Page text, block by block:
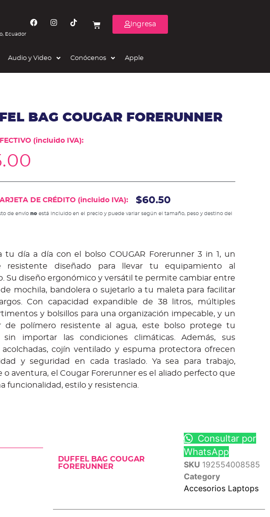
Ecuador
Ingresa
Audio y Video Conócenos Apple
BAG COUGAR FORERUNNER
(incluido IVA):
DE CRÉDITO (incluido IVA): $60.50
de envío noestá incluido en el precio y puede variar según el tamaño, peso y destino del
tu día a día con el bolso COUGAR Forerunner 3 in 1, un
resistente diseñado para llevar tu equipamiento al
Su diseño ergonómico y versátil te permite cambiar entre
mochila, bandolera o sujetarlo a tu maleta para facilitar
Con capacidad expandible de 38 litros, múltiples
y bolsillos para una organización impecable, y un
de polímero resistente al agua, este bolso protege tu
sin importar las condiciones climáticas. Además, sus
acolchadas, cojín ventilado y espuma protectora ofrecen
y seguridad en cada traslado. Ya sea para trabajo,
o aventura, el Cougar Forerunner es el aliado perfecto que
funcionalidad, estilo y resistencia.
DUFFEL BAG COUGAR
FORERUNNER
Consultar por
WhatsApp
SKU 192554008585
Category
Accesorios Laptops